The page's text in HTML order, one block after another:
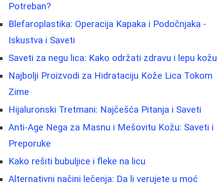
Potreban?
Blefaroplastika: Operacija Kapaka i Podočnjaka -
Iskustva i Saveti
Saveti za negu lica: Kako održati zdravu i lepu kožu
Najbolji Proizvodi za Hidrataciju Kože Lica Tokom
Zime
Hijaluronski Tretmani: Najčešća Pitanja i Saveti
Anti-Age Nega za Masnu i Mešovitu Kožu: Saveti i
Preporuke
Kako rešiti bubuljice i fleke na licu
Alternativni načini lečenja: Da li verujete u moć